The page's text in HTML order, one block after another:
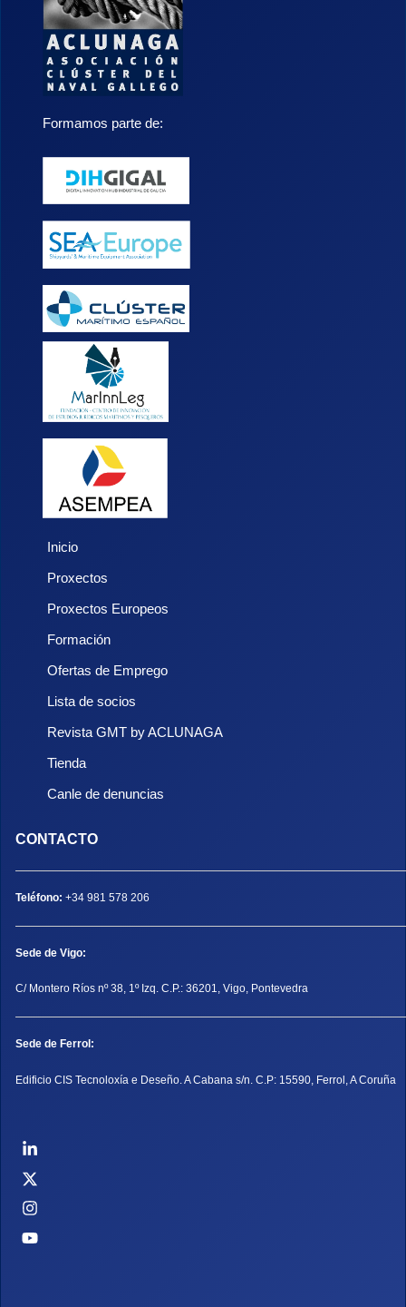
Formamos parte de:
Inicio
Proxectos
Proxectos Europeos
Formación
Ofertas de Emprego
Lista de socios
Revista GMT by ACLUNAGA
Tienda
Canle de denuncias
CONTACTO
Teléfono: +34 981 578 206
Sede de Vigo:
C/ Montero Ríos nº 38, 1º Izq. C.P.: 36201, Vigo, Pontevedra
Sede de Ferrol:
Edificio CIS Tecnoloxía e Deseño. A Cabana s/n. C.P: 15590, Ferrol, A Coruña